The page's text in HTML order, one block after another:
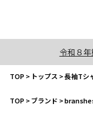
令和８
TOP> トップス >長袖Tシ
TOP>ブランド >